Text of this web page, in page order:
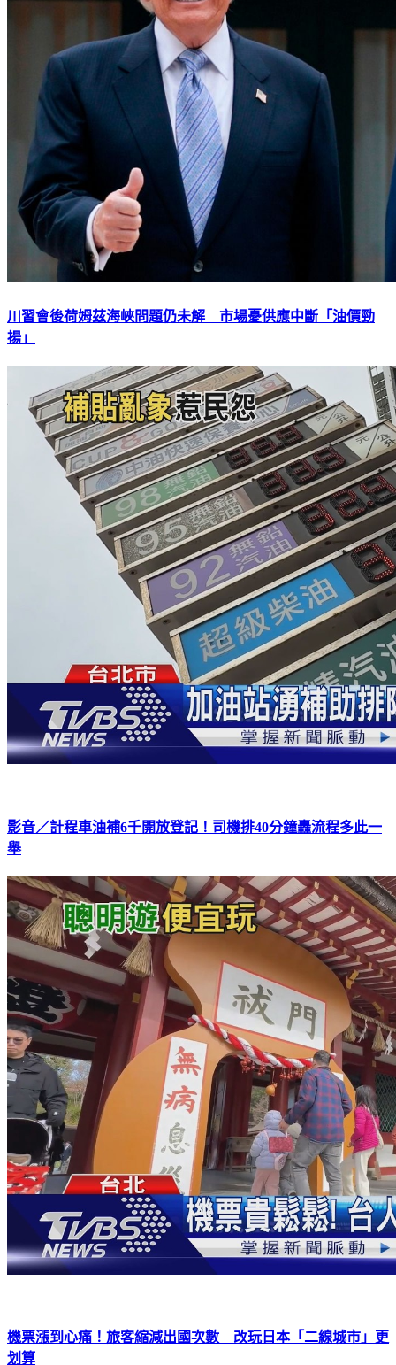
川習會後荷姆茲海峽問題仍未解 市場憂供應中斷「油價勁
影音／計程車油補6千開放登記！司機排40分鐘轟流程多此一
機票漲到心痛！旅客縮減出國次數 改玩日本「二線城市」更